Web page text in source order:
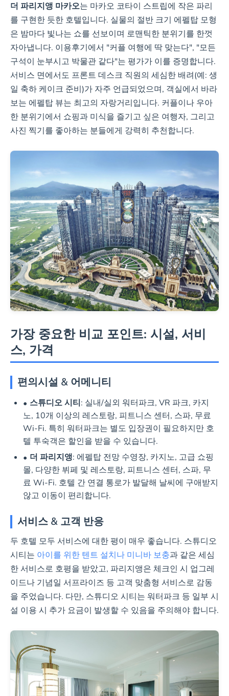
더 파리지앵 마카오는 마카오 코타이 스트립에 작은 파리
를 구현한 듯한 호텔입니다. 실물의 절반 크기 에펠탑 모형
은 밤마다 빛나는 쇼를 선보이며 로맨틱한 분위기를 한껏
자아냅니다. 이용후기에서 "커플 여행에 딱 맞는다", "모든
구석이 눈부시고 박물관 같다"는 평가가 이를 증명합니다.
서비스 면에서도 프론트 데스크 직원의 세심한 배려(예: 생
일 축하 케이크 준비)가 자주 언급되었으며, 객실에서 바라
보는 에펠탑 뷰는 최고의 자랑거리입니다. 커플이나 우아
한 분위기에서 쇼핑과 미식을 즐기고 싶은 여행자, 그리고
사진 찍기를 좋아하는 분들에게 강력히 추천합니다.
가장 중요한 비교 포인트: 시설, 서비
스, 가격
편의시설 & 어메니티
스튜디오 시티: 실내/실외 워터파크, VR 파크, 카지
노, 10개 이상의 레스토랑, 피트니스 센터, 스파, 무료
Wi-Fi. 특히 워터파크는 별도 입장권이 필요하지만 호
텔 투숙객은 할인을 받을 수 있습니다.
더 파리지앵: 에펠탑 전망 수영장, 카지노, 고급 쇼핑
몰, 다양한 뷔페 및 레스토랑, 피트니스 센터, 스파, 무
료 Wi-Fi. 호텔 간 연결 통로가 발달해 날씨에 구애받지
않고 이동이 편리합니다.
서비스 & 고객 반응
두 호텔 모두 서비스에 대한 평이 매우 좋습니다. 스튜디오
시티는 아이를 위한 텐트 설치나 미니바 보충과 같은 세심
한 서비스로 호평을 받았고, 파리지앵은 체크인 시 업그레
이드나 기념일 서프라이즈 등 고객 맞춤형 서비스로 감동
을 주었습니다. 다만, 스튜디오 시티는 워터파크 등 일부 시
설 이용 시 추가 요금이 발생할 수 있음을 주의해야 합니다.